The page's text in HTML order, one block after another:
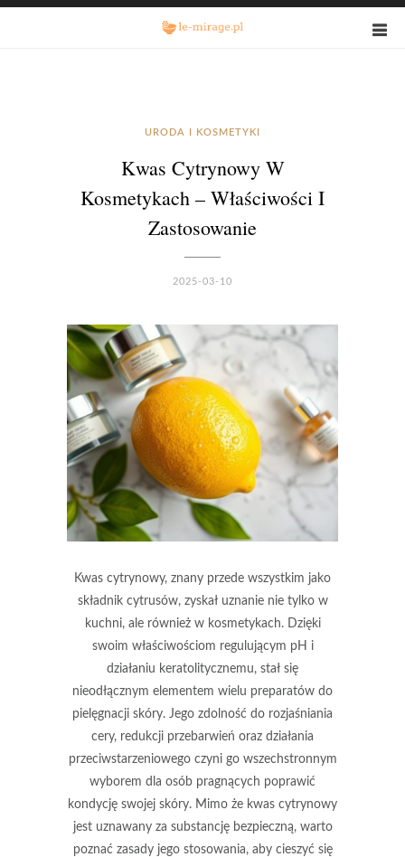
URODA I KOSMETYKI
Kwas Cytrynowy W
Kosmetykach – Właściwości I
Zastosowanie
2025-03-10
Kwas cytrynowy, znany przede wszystkim jako
składnik cytrusów, zyskał uznanie nie tylko w
kuchni, ale również w kosmetykach. Dzięki
swoim właściwościom regulującym pH i
działaniu keratolitycznemu, stał się
nieodłącznym elementem wielu preparatów do
pielęgnacji skóry. Jego zdolność do rozjaśniania
cery, redukcji przebarwień oraz działania
przeciwstarzeniowego czyni go wszechstronnym
wyborem dla osób pragnących poprawić
kondycję swojej skóry. Mimo że kwas cytrynowy
jest uznawany za substancję bezpieczną, warto
poznać zasady jego stosowania, aby cieszyć się